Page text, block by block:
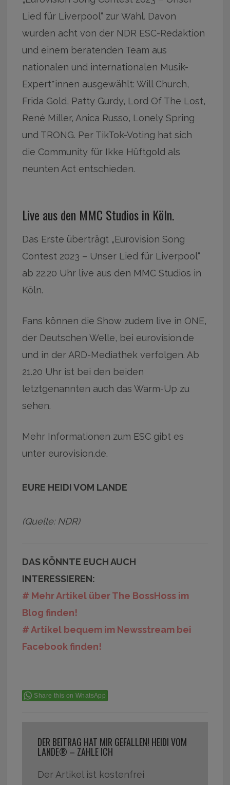
Lied für Liverpool“ zur Wahl. Davon
wurden acht von der NDR ESC-Redaktion
und einem beratenden Team aus
nationalen und internationalen Musik-
Expert*innen ausgewählt: Will Church,
Frida Gold, Patty Gurdy, Lord Of The Lost,
René Miller, Anica Russo, Lonely Spring
und TRONG. Per TikTok-Voting hat sich
die Community für Ikke Hüftgold als
neunten Act entschieden.
Live aus den MMC Studios in Köln.
Das Erste überträgt „Eurovision Song
Contest 2023 – Unser Lied für Liverpool“
ab 22.20 Uhr live aus den MMC Studios in
Köln.
Fans können die Show zudem live in ONE,
der Deutschen Welle, bei eurovision.de
und in der ARD-Mediathek verfolgen. Ab
21.20 Uhr ist bei den beiden
letztgenannten auch das Warm-Up zu
sehen.
Mehr Informationen zum ESC gibt es
unter eurovision.de.
EURE HEIDI VOM LANDE
(Quelle: NDR)
DAS KÖNNTE EUCH AUCH
INTERESSIEREN:
# Mehr Artikel über The BossHoss im
Blog finden!
# Artikel bequem im Newsstream bei
Facebook finden!
Share this on WhatsApp
DER BEITRAG HAT MIR GEFALLEN! HEIDI VOM
LANDE® – ZAHLE ICH
Der Artikel ist kostenfrei